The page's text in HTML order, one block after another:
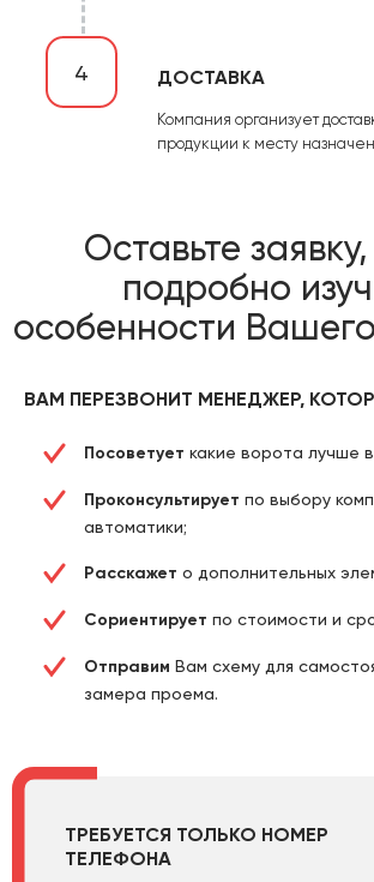
4 ДОСТАВКА
Компания организует
продукции к месту
Оставьте
подробно
особенности
ВАМ ПЕРЕЗВОНИТ МЕНЕДЖЕР,
Посоветует какие ворота лучше
Проконсультирует по выбору
автоматики;
Расскажет о дополнительных
Сориентирует по стоимости и
Отправим Вам схему для
замера проема.
ТРЕБУЕТСЯ ТОЛЬКО НОМЕР
ТЕЛЕФОНА